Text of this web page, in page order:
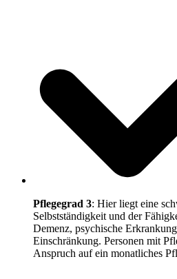
Pflegegrad 3: Hier liegt eine
Selbstständigkeit und der
Demenz, psychische
Einschränkung. Personen mit
Anspruch auf ein monatliches